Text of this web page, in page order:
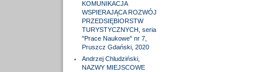
KOMUNIKACJA
WSPIERAJĄCA ROZWÓJ
PRZEDSIĘBIORSTW
TURYSTYCZNYCH, seria
"Prace Naukowe" nr 7,
Pruszcz Gdański, 2020
Andrzej Chludziński,
NAZWY MIEJSCOWE